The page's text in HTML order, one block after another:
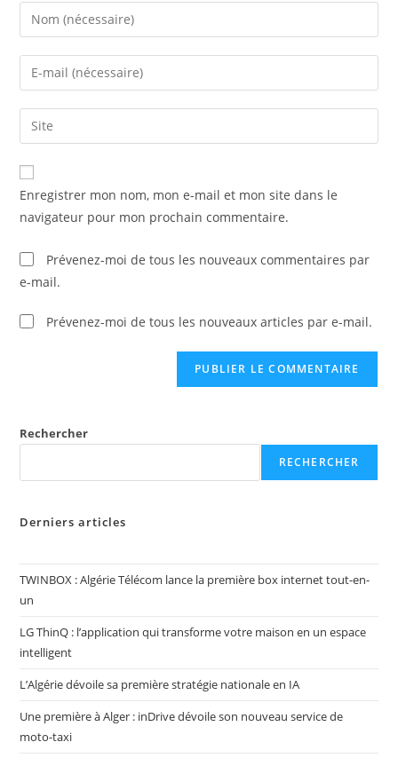
Enter
your
name
comment
Enter
your
email
address
comment
Saisir
l’URL
de
votre
(facultatif)
Enregistrer mon nom, mon e-mail et mon site dans le
navigateur pour mon prochain commentaire.
Prévenez-moi de tous les nouveaux commentaires par
e-mail.
Prévenez-moi de tous les nouveaux articles par e-mail.
Rechercher
RECHERCHER
Derniers articles
TWINBOX : Algérie Télécom lance la première box internet tout-en-
un
LG ThinQ : l’application qui transforme votre maison en un espace
intelligent
L’Algérie dévoile sa première stratégie nationale en IA
Une première à Alger : inDrive dévoile son nouveau service de
moto-taxi